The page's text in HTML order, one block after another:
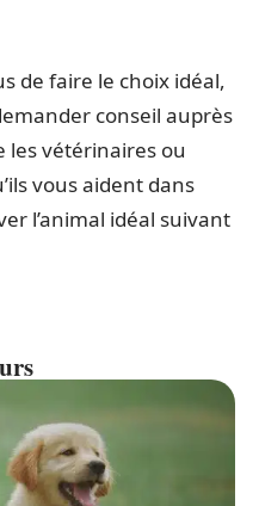
de faire le choix idéal,
conseil auprès
les vétérinaires ou
vous aident dans
l’animal idéal suivant